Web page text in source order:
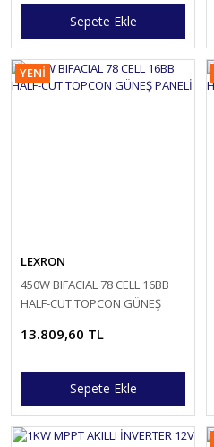
Sepete Ekle
YENİ
LEXRON
450W BIFACIAL 78 CELL 16BB
HALF-CUT TOPCON GÜNEŞ
13.809,60 TL
Sepete Ekle